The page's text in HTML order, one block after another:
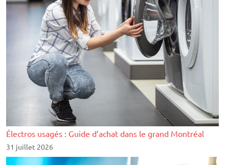
Électros usagés : Guide d’achat dans le grand Montréal
31 juillet 2026